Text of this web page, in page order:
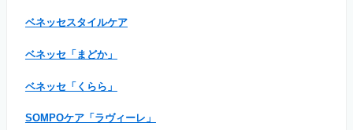
ベネッセスタイルケア
ベネッセ「まどか」
ベネッセ「くらら」
SOMPOケア「ラヴィーレ」